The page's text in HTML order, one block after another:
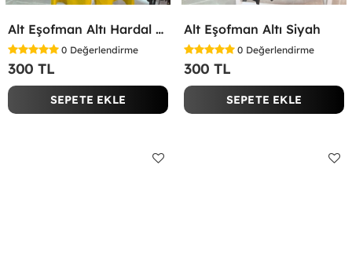
Alt Eşofman Altı Hardal Sarısı
0 Değerlendirme
300 TL
SEPETE EKLE
Alt Eşofman Altı Siyah
0 Değerlendirme
300 TL
SEPETE EKLE